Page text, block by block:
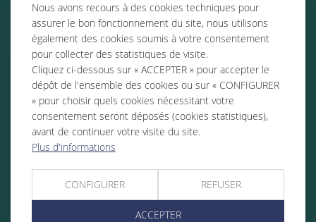
Nous avons recours à des cookies techniques pour
assurer le bon fonctionnement du site, nous utilisons
également des cookies soumis à votre consentement
pour collecter des statistiques de visite.
Cliquez ci-dessous sur « ACCEPTER » pour accepter le
dépôt de l'ensemble des cookies ou sur « CONFIGURER
» pour choisir quels cookies nécessitant votre
consentement seront déposés (cookies statistiques),
avant de continuer votre visite du site.
Plus d'informations
CONFIGURER REFUSER
ACCEPTER